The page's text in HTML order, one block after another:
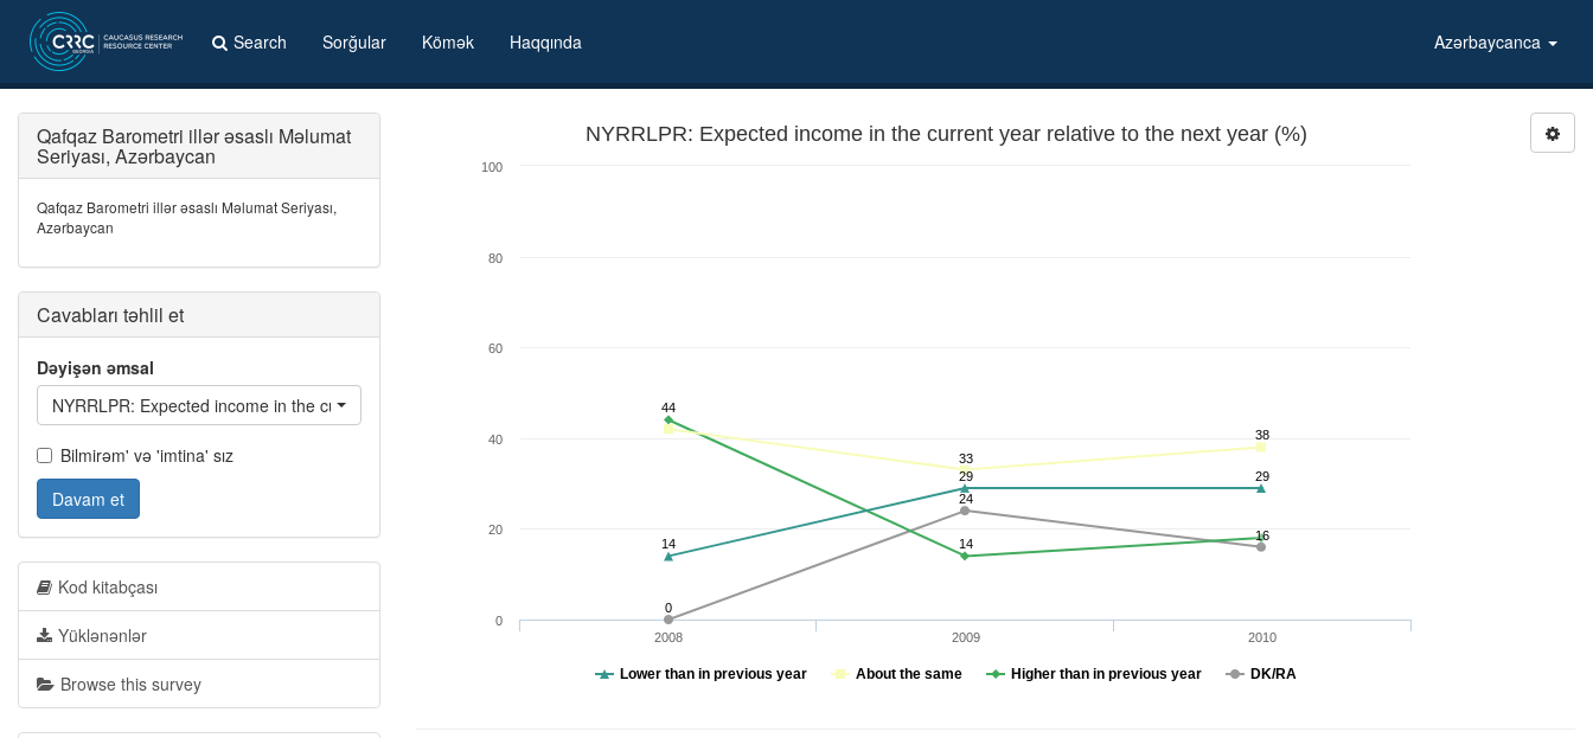
Search Sorğular Kömək Haqqında Azərbaycanca
NYRRLPR: Expected income in the current year relative to the next year (%)
0
24
16
44
14
33
38
14
29 29
Lower than in previous year About the same Higher than in previous year DK/RA
2008 2009 2010
0
20
40
60
80
100
Qafqaz Barometri illər əsaslı Məlumat
Seriyası, Azərbaycan
Qafqaz Barometri illər əsaslı Məlumat Seriyası,
Azərbaycan
Cavabları təhlil et
Dəyişən əmsal
NYRRLPR: Expected income in the current year relative to the next year
Bilmirəm' və 'imtina' sız
Davam et
Kod kitabçası
Yüklənənlər
Browse this survey